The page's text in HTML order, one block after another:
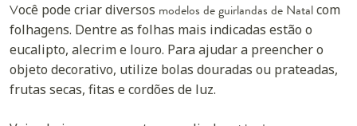
Você pode criar diversos modelos de guirlandas de Natalcom
folhagens. Dentre as folhas mais indicadas estão o
eucalipto, alecrim e louro. Para ajudar a preencher o
objeto decorativo, utilize bolas douradas ou prateadas,
frutas secas, fitas e cordões de luz.